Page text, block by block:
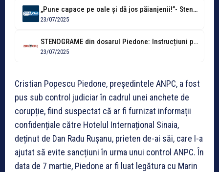
„Pune capace pe oale și dă jos păianjenii!”- Stenograme incendiare cu Piedone...
23/07/2025
STENOGRAME din dosarul Piedone: Instrucțiuni pentru cei de la hotelul din Sinaia...
23/07/2025
Cristian Popescu Piedone, președintele ANPC, a fost
pus sub control judiciar în cadrul unei anchete de
corupție, fiind suspectat că ar fi furnizat informații
confidențiale către Hotelul Internațional Sinaia,
deținut de Dan Radu Rușanu, prieten de-ai săi, care l-a
ajutat să evite sancțiuni în urma unui control ANPC. În
data de 7 martie, Piedone ar fi luat legătura cu Marin